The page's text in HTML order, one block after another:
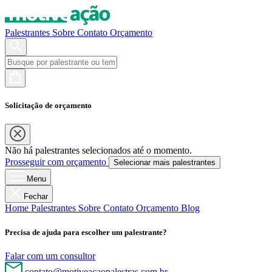
Palestrantes Sobre Contato Orçamento
Solicitação de orçamento
Não há palestrantes selecionados até o momento.
Prosseguir com orçamento
Selecionar mais palestrantes
Menu
Fechar
Home Palestrantes Sobre Contato Orçamento Blog
Precisa de ajuda para escolher um palestrante?
Falar com um consultor